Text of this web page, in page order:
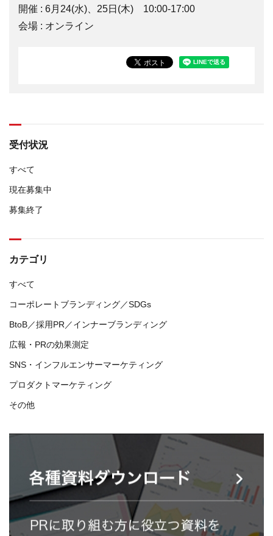
開催 : 6月24(水)、25日(木) 10:00-17:00
会場 : オンライン
受付状況
すべて
現在募集中
募集終了
カテゴリ
すべて
コーポレートブランディング／SDGs
BtoB／採用PR／インナーブランディング
広報・PRの効果測定
SNS・インフルエンサーマーケティング
プロダクトマーケティング
その他